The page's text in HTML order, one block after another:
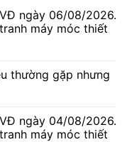
ngày 06/08/2026.
máy móc thiết
thường gặp nhưng
ngày 04/08/2026.
máy móc thiết